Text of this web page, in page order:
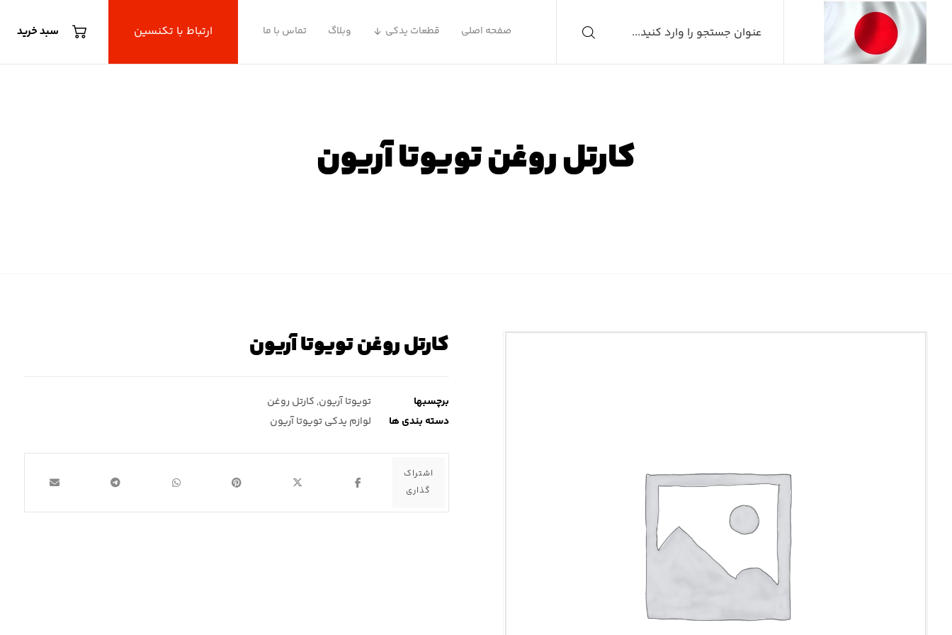
سبد خرید ارتباط با تکنسین صفحه اصلی قطعات یدکی وبلاگ تماس با ما
کارتل روغن تویوتا آریون
کارتل روغن تویوتا آریون
برچسبها تویوتا آریون, کارتل روغن
دسته بندی ها
لوازم یدکی تویوتا آریون